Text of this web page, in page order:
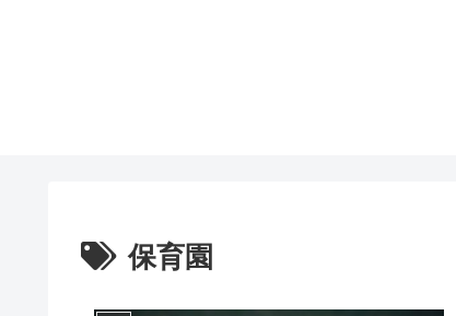
保育園